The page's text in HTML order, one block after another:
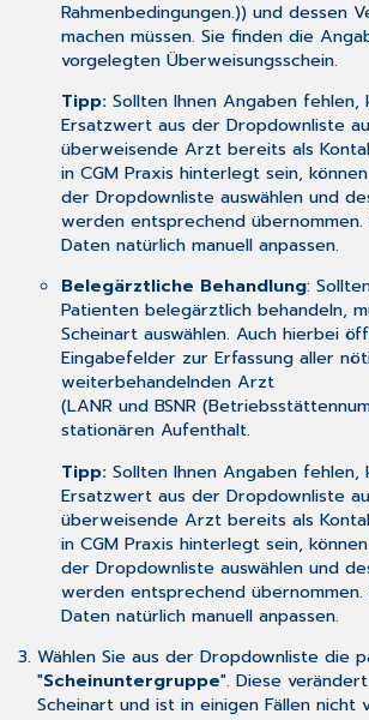
Rahmenbedingungen.)) und dessen
machen müssen. Sie finden die
vorgelegten Überweisungsschein.
Tipp: Sollten Ihnen Angaben fehlen,
Ersatzwert aus der Dropdownliste
überweisende Arzt bereits als
in CGM Praxis hinterlegt sein,
der Dropdownliste auswählen und
werden entsprechend übernommen.
Daten natürlich manuell anpassen.
Belegärztliche Behandlung:
Patienten belegärztlich behandeln,
Scheinart auswählen. Auch hierbei
Eingabefelder zur Erfassung aller
weiterbehandelnden Arzt
(LANR und BSNR
stationären Aufenthalt.
Tipp: Sollten Ihnen Angaben fehlen,
Ersatzwert aus der Dropdownliste
überweisende Arzt bereits als
in CGM Praxis hinterlegt sein,
der Dropdownliste auswählen und
werden entsprechend übernommen.
Daten natürlich manuell anpassen.
Wählen Sie aus der Dropdownliste die
"Scheinuntergruppe". Diese
Scheinart und ist in einigen Fällen nicht